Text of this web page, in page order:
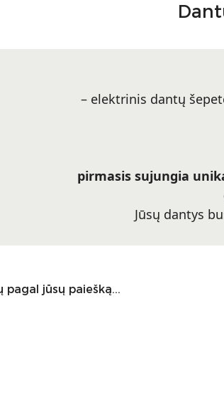
– elektrinis dantų
pirmasis sujungia
Jūsų dantys
jūsų paiešką...